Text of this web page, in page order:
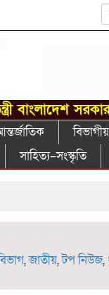
বাংলাদেশ
সাহিত্য–সংস্কৃতি
,জাতীয়,টপ নিউজ,